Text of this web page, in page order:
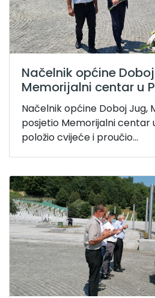
Načelnik općine
Memorijalni centar u
Načelnik općine Doboj Jug,
posjetio Memorijalni centar
položio cvijeće i proučio...